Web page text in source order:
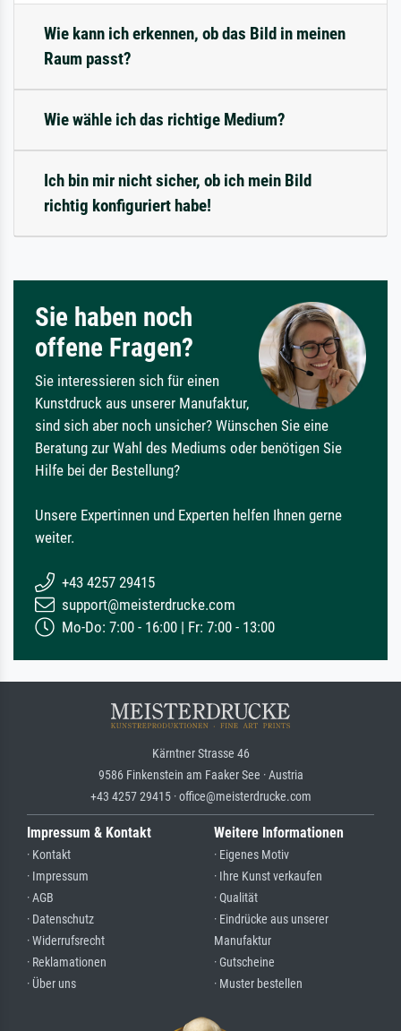
Wie kann ich erkennen, ob das Bild in meinen
Raum passt?
Wie wähle ich das richtige Medium?
Ich bin mir nicht sicher, ob ich mein Bild
richtig konfiguriert habe!
Sie haben noch
offene Fragen?
Sie interessieren sich für einen
Kunstdruck aus unserer Manufaktur,
sind sich aber noch unsicher? Wünschen Sie eine
Beratung zur Wahl des Mediums oder benötigen Sie
Hilfe bei der Bestellung?
Unsere Expertinnen und Experten helfen Ihnen gerne
weiter.
+43 4257 29415
support@meisterdrucke.com
Mo-Do: 7:00 - 16:00 | Fr: 7:00 - 13:00
Kärntner Strasse 46
9586 Finkenstein am Faaker See · Austria
+43 4257 29415 · office@meisterdrucke.com
Impressum & Kontakt
· Kontakt
· Impressum
· AGB
· Datenschutz
· Widerrufsrecht
· Reklamationen
· Über uns
Weitere Informationen
· Eigenes Motiv
· Ihre Kunst verkaufen
· Qualität
· Eindrücke aus unserer
Manufaktur
· Gutscheine
· Muster bestellen